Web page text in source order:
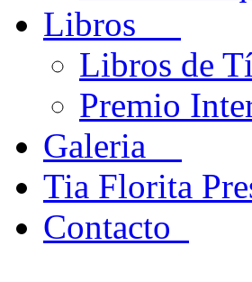
Libros
Libros de
Premio
Galeria
Tia Florita
Contacto